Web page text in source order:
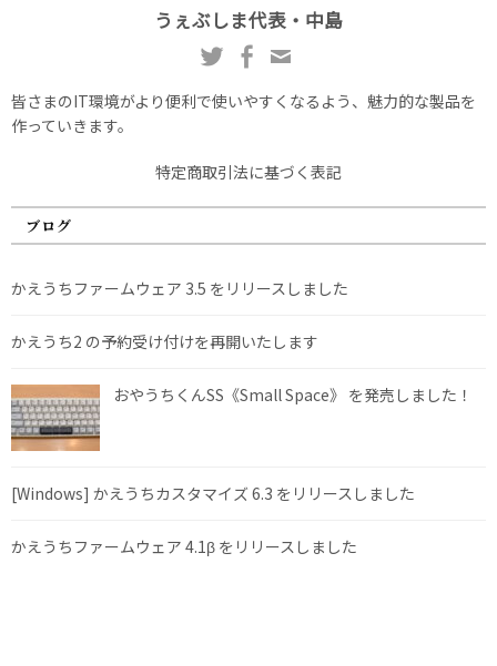
うぇぶしま代表・中島
皆さまのIT環境がより便利で使いやすくなるよう、魅力的な製品を
作っていきます。
特定商取引法に基づく表記
ブログ
かえうちファームウェア 3.5 をリリースしました
かえうち2 の予約受け付けを再開いたします
おやうちくんSS《Small Space》 を発売しました！
[Windows] かえうちカスタマイズ 6.3 をリリースしました
かえうちファームウェア 4.1β をリリースしました